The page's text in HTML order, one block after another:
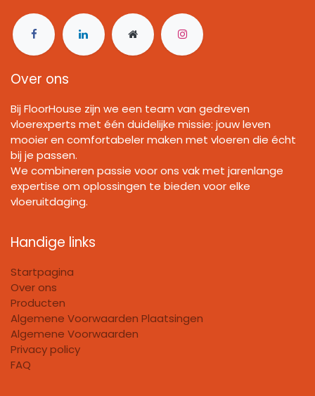
Over ons
Bij FloorHouse zijn we een team van gedreven
vloerexperts met één duidelijke missie: jouw leven
mooier en comfortabeler maken met vloeren die écht
bij je passen.
We combineren passie voor ons vak met jarenlange
expertise om oplossingen te bieden voor elke
vloeruitdaging.
Handige links
Startpagina
Over ons
Producten
Algemene Voorwaarden Plaatsingen
Algemene Voorwaarden
Privacy policy
FAQ